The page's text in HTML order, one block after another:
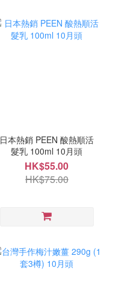
日本熱銷 PEEN 酸熱順活
髮乳 100ml 10月頭
HK$55.00
HK$75.00